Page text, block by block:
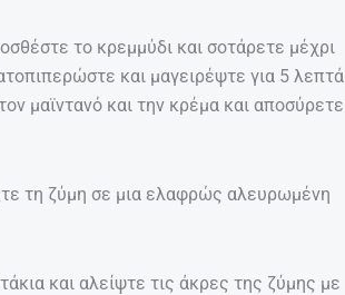
το κρεμμύδι και σοτάρετε μέχρι
και μαγειρέψτε για 5 λεπτά
μαϊντανό και την κρέμα και αποσύρετε
τη ζύμη σε μια ελαφρώς αλευρωμένη
και αλείψτε τις άκρες της ζύμης με